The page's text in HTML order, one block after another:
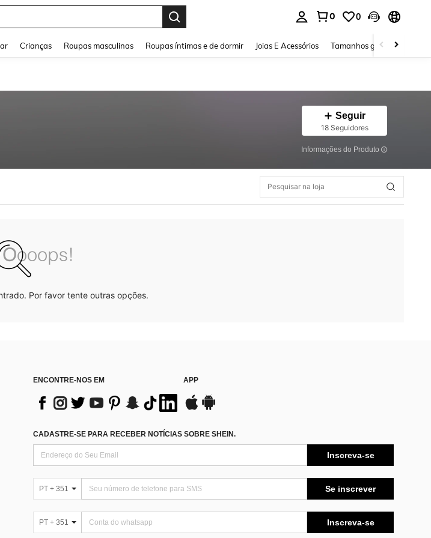
0 0
Crianças Roupas masculinas Roupas íntimas e de dormir Joias E Acessórios Tamanhos grandes
Seguir
18 Seguidores
Informações do Produto
Por favor tente outras opções.
ENCONTRE-NOS EM APP
CADASTRE-SE PARA RECEBER NOTÍCIAS SOBRE SHEIN.
Inscreva-se
PT + 351 Se inscrever
PT + 351 Inscreva-se